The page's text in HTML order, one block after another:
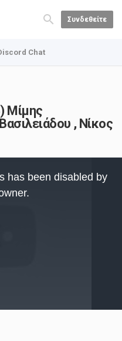
Συνδεθείτε
Chat
Μίμης
, Νίκος
has been disabled by